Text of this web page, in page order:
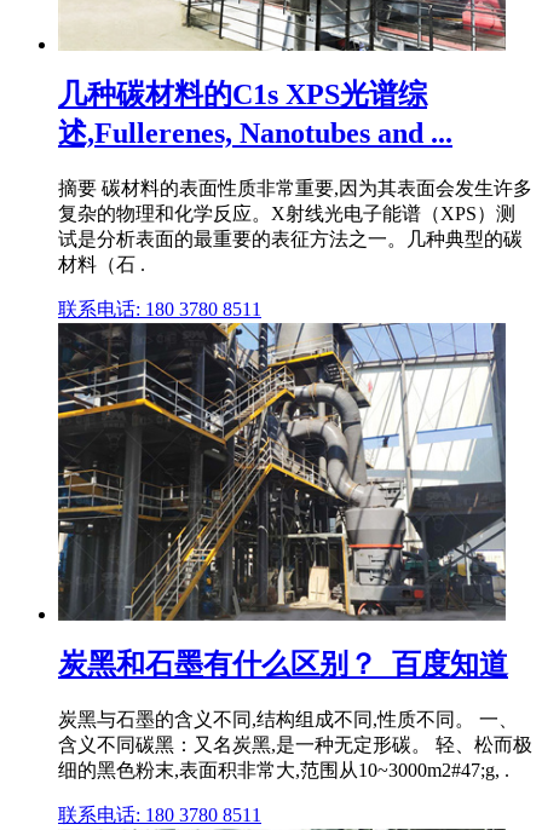
几种碳材料的C1s XPS光谱综
述,Fullerenes, Nanotubes and ...
摘要 碳材料的表面性质非常重要,因为其表面会发生许多
复杂的物理和化学反应。X射线光电子能谱（XPS）测
试是分析表面的最重要的表征方法之一。几种典型的碳
材料（石 .
联系电话: 180 3780 8511
炭黑和石墨有什么区别？_百度知道
炭黑与石墨的含义不同,结构组成不同,性质不同。 一、
含义不同碳黑：又名炭黑,是一种无定形碳。 轻、松而极
细的黑色粉末,表面积非常大,范围从10~3000m2#47;g, .
联系电话: 180 3780 8511